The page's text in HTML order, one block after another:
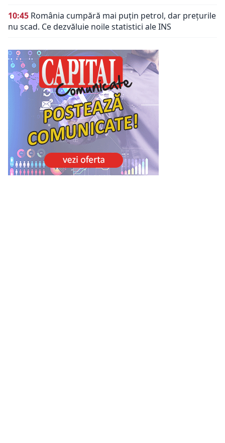
10:45 România cumpără mai puțin petrol, dar prețurile
nu scad. Ce dezvăluie noile statistici ale INS